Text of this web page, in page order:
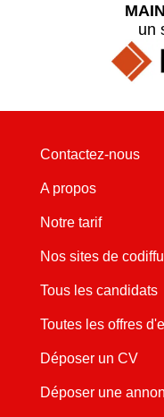
un
Contactez-nous
A propos
Notre tarif
Nos sites de
Tous les candidats
Toutes les offres
Déposer un CV
Déposer une